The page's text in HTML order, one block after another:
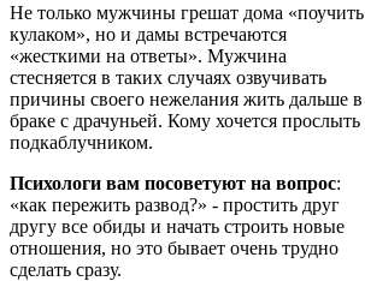
Не только мужчины грешат дома «поучить
кулаком», но и дамы встречаются
«жесткими на ответы». Мужчина
стесняется в таких случаях озвучивать
причины своего нежелания жить дальше в
браке с драчуньей. Кому хочется прослыть
подкаблучником.
Психологи вам посоветуют на вопрос:
«как пережить развод?» - простить друг
другу все обиды и начать строить новые
отношения, но это бывает очень трудно
сделать сразу.